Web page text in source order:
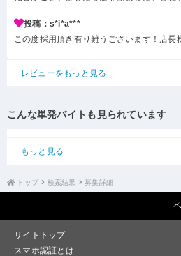
投稿：s*i*a***
この度採用頂き有り難うございます！店
レビューをもっと見る
こんな単発バイトも見られています
もっと見る
トップ 検索結果 募集詳細
サイトトップ
スマホ認証とは